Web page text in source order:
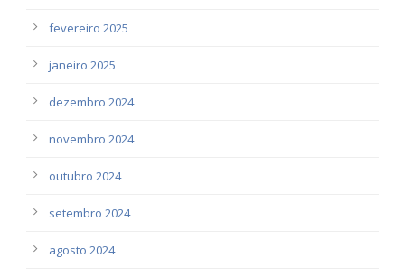
fevereiro 2025
janeiro 2025
dezembro 2024
novembro 2024
outubro 2024
setembro 2024
agosto 2024